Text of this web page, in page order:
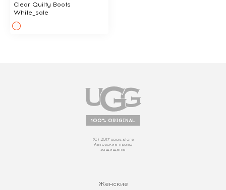
Clear Quilty Boots
White_sale
100% ORIGINAL
(С) 2017 uggs.store
Авторские права
защищены
Женские